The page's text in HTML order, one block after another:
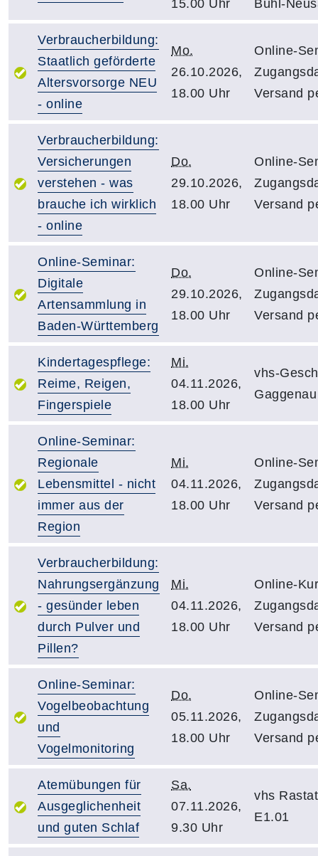
15.00 Uhr Bühl-
Verbraucherbildung:
Staatlich geförderte
Altersvorsorge NEU
- online
Mo.
26.10.2026,
18.00 Uhr
Online-
Versand
Verbraucherbildung:
Versicherungen
verstehen - was
brauche ich wirklich
- online
Do.
29.10.2026,
18.00 Uhr
Online-
Versand
Online-Seminar:
Digitale
Artensammlung in
Baden-Württemberg
Do.
29.10.2026,
18.00 Uhr
Online-
Versand
Kindertagespflege:
Reime, Reigen,
Fingerspiele
Mi.
04.11.2026,
18.00 Uhr
vhs-
Gaggenau
Online-Seminar:
Regionale
Lebensmittel - nicht
immer aus der
Region
Mi.
04.11.2026,
18.00 Uhr
Online-
Versand
Verbraucherbildung:
Nahrungsergänzung
- gesünder leben
durch Pulver und
Pillen?
Mi.
04.11.2026,
18.00 Uhr
Online-
Versand
Online-Seminar:
Vogelbeobachtung
und
Vogelmonitoring
Do.
05.11.2026,
18.00 Uhr
Online-
Versand
Atemübungen für
Ausgeglichenheit
und guten Schlaf
Sa.
07.11.2026,
9.30 Uhr
vhs
E1.01